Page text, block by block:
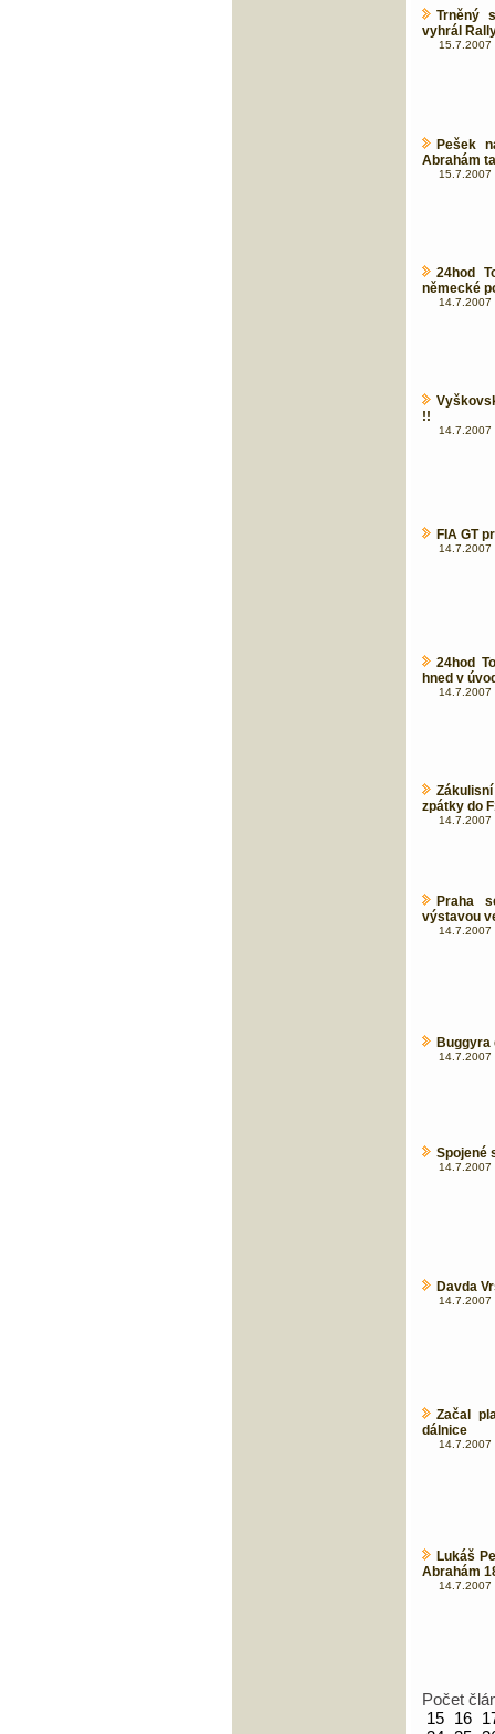
Trněný
vyhrál
15.7.2007
Pešek
Abrahám
15.7.2007
24hod
německé
14.7.2007
!!
14.7.2007
FIA GT
14.7.2007
24hod
hned v
14.7.2007
zpátky do
14.7.2007
Praha
výstavou
14.7.2007
Buggyra
14.7.2007
Spojené
14.7.2007
Davda
14.7.2007
Začal
dálnice
14.7.2007
Lukáš
Abrahám
14.7.2007
Počet
15 16